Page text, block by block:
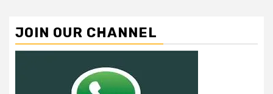
JOIN OUR CHANNEL